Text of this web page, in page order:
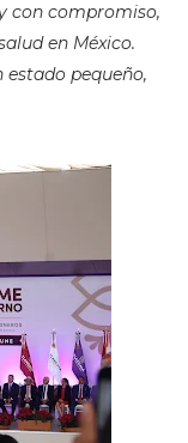
con compromiso,
en México.
estado pequeño,